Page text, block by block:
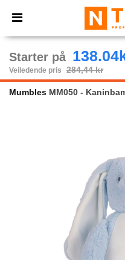
× Ntextil-app
Bedre priser i appen!
Starter på
Veiledende pris 284,44 kr
Mumbles MM050 -